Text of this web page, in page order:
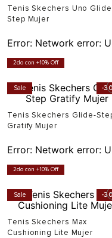
Tenis Skechers Uno
Step Mujer
Error: Network error:
2do con +10% Off
Sale -
Tenis Skechers Glide-
Gratify Mujer
Error: Network error:
2do con +10% Off
Sale -
Tenis Skechers Max
Cushioning Lite Mujer